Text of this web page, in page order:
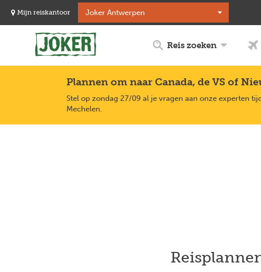
naar
Mijn reiskantoor
Reis zoeken
Plannen om naar Canada, de VS of
Stel op zondag 27/09 al je vragen aan onze experten
Mechelen.